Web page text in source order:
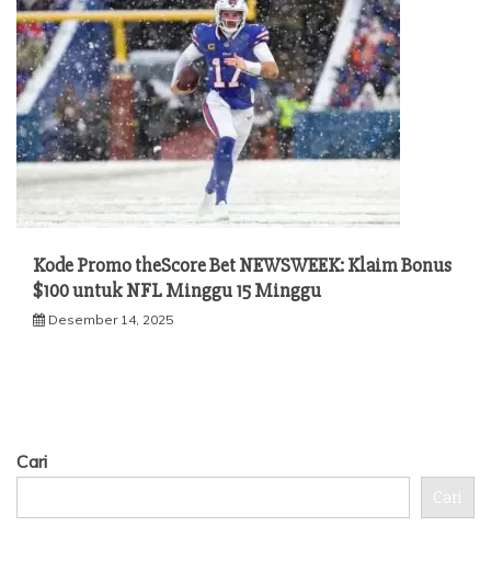
Kode Promo theScore Bet NEWSWEEK: Klaim Bonus
$100 untuk NFL Minggu 15 Minggu
Desember 14, 2025
Cari
Cari